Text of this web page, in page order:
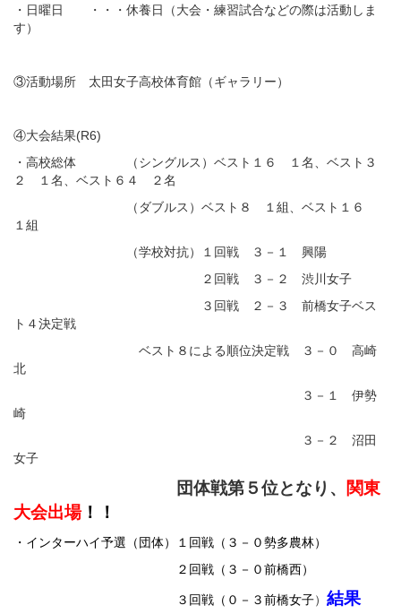
・日曜日 ・・・休養日（大会・練習試合などの際は活動しま
す）
③活動場所 太田女子高校体育館（ギャラリー）
④大会結果(R6)
・高校総体 （シングルス）ベスト１６ １名、ベスト３
２ １名、ベスト６４ ２名
（ダブルス）ベスト８ １組、ベスト１６
１組
（学校対抗）１回戦 ３－１ 興陽
２回戦 ３－２ 渋川女子
３回戦 ２－３ 前橋女子ベス
ト４決定戦
ベスト８による順位決定戦 ３－０ 高崎
北
３－１ 伊勢
崎
３－２ 沼田
女子
団体戦第５位となり、 関東
大会出場！！
・インターハイ予選（団体）１回戦（３－０勢多農林）
２回戦（３－０前橋西）
３回戦（０－３前橋女子） 結果